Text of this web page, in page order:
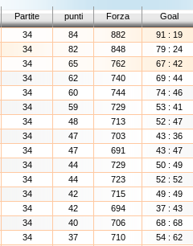
Partite punti Forza
Goal
34 84 882
91 : 19
34 82 848
79 : 24
34 65 762
67 : 42
34 62 740
69 : 44
34 60 744
74 : 46
34 59 729
53 : 41
34 48 713
52 : 47
34 47 703
43 : 36
34 47 691
43 : 47
34 44 729
50 : 49
34 44 723
52 : 52
34 42 715
49 : 49
34 42 694
37 : 43
34 40 706
68 : 68
34 37 710
54 : 62